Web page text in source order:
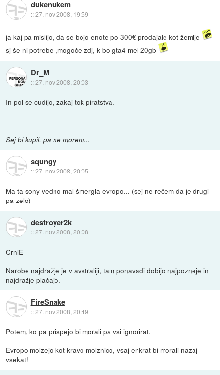
dukenukem
::27. nov 2008, 19:59
ja kaj pa mislijo, da se bojo enote po 300€ prodajale kot žemlje
sj še ni potrebe ,mogoče zdj, k bo gta4 mel 20gb
Dr_M
::27. nov 2008, 20:03
In pol se cudijo, zakaj tok piratstva.
Sej bi kupil, pa ne morem...
squngy
::27. nov 2008, 20:05
Ma ta sony vedno mal šmergla evropo... (sej ne rečem da je drugi
pa zelo)
destroyer2k
::27. nov 2008, 20:08
CrniE
Narobe najdražje je v avstraliji, tam ponavadi dobijo najpozneje in
najdražje plačajo.
FireSnake
::27. nov 2008, 20:49
Potem, ko pa prispejo bi morali pa vsi ignorirat.
Evropo molzejo kot kravo molznico, vsaj enkrat bi morali nazaj
vsekat!